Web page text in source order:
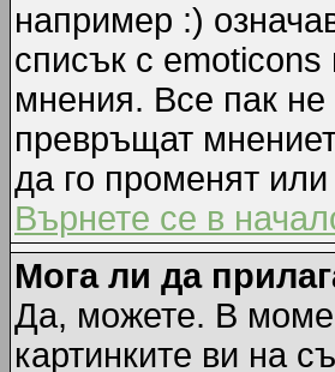
например :)
списък с
мнения. Все пак
превръщат
да го променят
Върнете се в
Мога ли да
Да, можете. В
картинките ви на